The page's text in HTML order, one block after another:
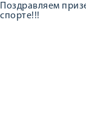
Поздравляем
спорте!!!